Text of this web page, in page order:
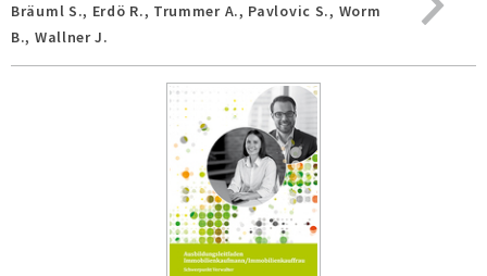
Bräuml S., Erdö R., Trummer A., Pavlovic S., Worm
B., Wallner J.